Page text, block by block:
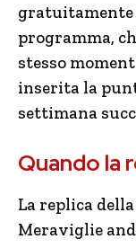
gratuitamente
programma,
stesso
inserita la
settimana
Quando la
La replica
Meraviglie